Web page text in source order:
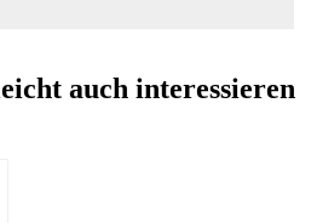
auch interessieren